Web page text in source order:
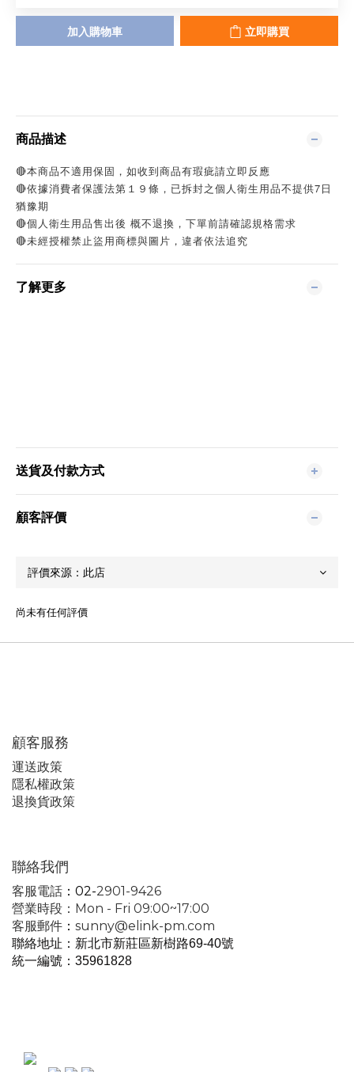
加入購物車 立即購買
商品描述
🔴本商品不適用保固，如收到商品有瑕疵請立即反應
🔴依據消費者保護法第１９條，已拆封之個人衛生用品不提供7日
猶豫期
🔴個人衛生用品售出後 概不退換，下單前請確認規格需求
🔴未經授權禁止盜用商標與圖片，違者依法追究
了解更多
送貨及付款方式
顧客評價
尚未有任何評價
顧客服務
運送政策
隱私權政策
退換貨政策
聯絡我們
客服電話 ：02-2901-9426
營業時段：Mon - Fri 09:00~17:00
客服郵件 ： sunny@elink-pm.com
聯絡地址：新北市新莊區新樹路69-40號
統一編號 ：35961828